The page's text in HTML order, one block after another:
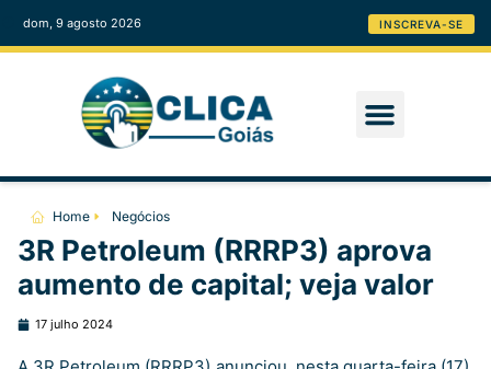
dom, 9 agosto 2026 INSCREVA-SE
Home Negócios
3R Petroleum (RRRP3) aprova
aumento de capital; veja valor
17 julho 2024